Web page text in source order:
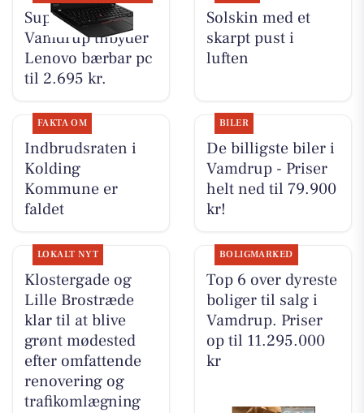
SuperBrugsen
Vamdrup tilbyder
Lenovo bærbar pc
til 2.695 kr.
Solskin med et
skarpt pust i
luften
FAKTA OM
Indbrudsraten i
Kolding
Kommune er
faldet
BILER
De billigste biler i
Vamdrup - Priser
helt ned til 79.900
kr!
LOKALT NYT
Klostergade og
Lille Brostræde
klar til at blive
grønt mødested
efter omfattende
renovering og
trafikomlægning
BOLIGMARKED
Top 6 over dyreste
boliger til salg i
Vamdrup. Priser
op til 11.295.000
kr